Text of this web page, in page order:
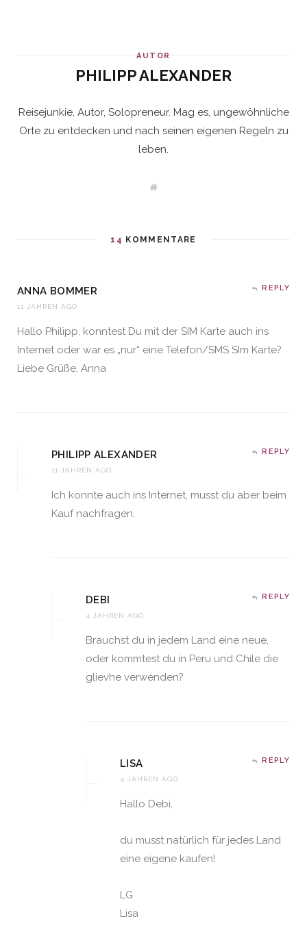
AUTOR
PHILIPP ALEXANDER
Reisejunkie, Autor, Solopreneur. Mag es, ungewöhnliche
Orte zu entdecken und nach seinen eigenen Regeln zu
leben.
W
e
14 KOMMENTARE
ANNA BOMMER
11 JAHREN AGO
REPLY
Hallo Philipp, konntest Du mit der SIM Karte auch ins
Internet oder war es „nur“ eine Telefon/SMS SIm Karte?
Liebe Grüße, Anna
PHILIPP ALEXANDER
11 JAHREN AGO
REPLY
Ich konnte auch ins Internet, musst du aber beim
Kauf nachfragen.
DEBI
4 JAHREN AGO
REPLY
Brauchst du in jedem Land eine neue,
oder kommtest du in Peru und Chile die
glievhe verwenden?
LISA
4 JAHREN AGO
REPLY
Hallo Debi,
du musst natürlich für jedes Land
eine eigene kaufen!
LG
Lisa